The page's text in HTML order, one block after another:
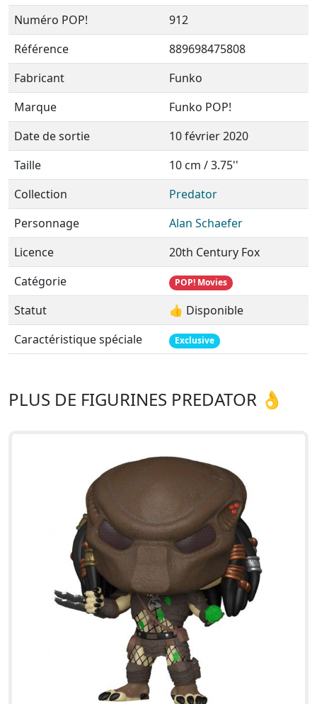
Numéro POP!
912
Référence
889698475808
Fabricant
Funko
Marque
Funko POP!
Date de sortie
10 février 2020
Taille
10 cm / 3.75''
Collection
Predator
Personnage
Alan Schaefer
Licence
20th Century Fox
Catégorie
POP! Movies
Statut
👍 Disponible
Caractéristique spéciale
Exclusive
PLUS DE FIGURINES PREDATOR 👌